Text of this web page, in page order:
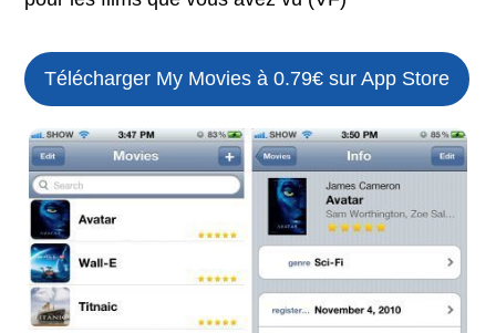
Télécharger My Movies à 0.79€ sur App Store